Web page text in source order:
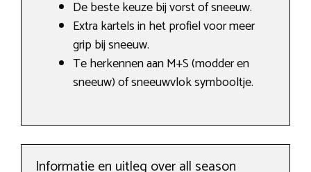
De beste keuze bij vorst of sneeuw.
Extra kartels in het profiel voor meer
grip bij sneeuw.
Te herkennen aan M+S (modder en
sneeuw) of sneeuwvlok symbooltje.
Informatie en uitleg over all season